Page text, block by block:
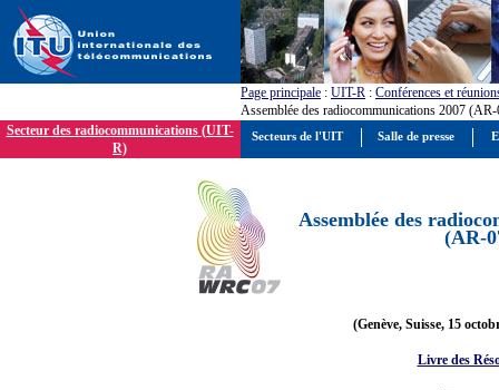
Page principale : UIT-R : Conférences et
Assemblée des radiocommunications 2007
Secteur des radiocommunications (UIT-
R)
Assemblée des
(AR-
(Genève, Suisse, 15
Livre des
Secteurs de l'UIT Salle de presse